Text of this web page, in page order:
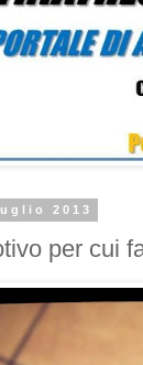
2013
per cui